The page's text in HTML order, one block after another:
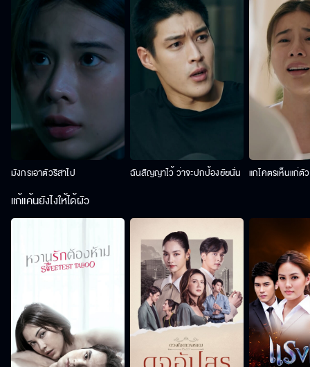
มังกรเอาตัวริสาไป ฉันสัญญาไว้ ว่าจะปกป้องยัยนั่น แกโคตรเห็นแก่ตั
แก้แค้นยังไงให้ได้ผัว